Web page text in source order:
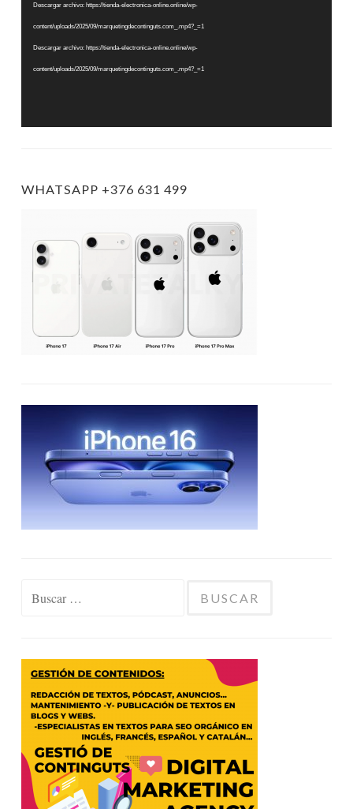
vídeoDescargar archivo: https://tienda-electronica-online.online/wp-
content/uploads/2025/09/marquetingdecontinguts.com_.mp4?_=1
Descargar archivo: https://tienda-electronica-online.online/wp-
content/uploads/2025/09/marquetingdecontinguts.com_.mp4?_=1
WHATSAPP +376 631 499